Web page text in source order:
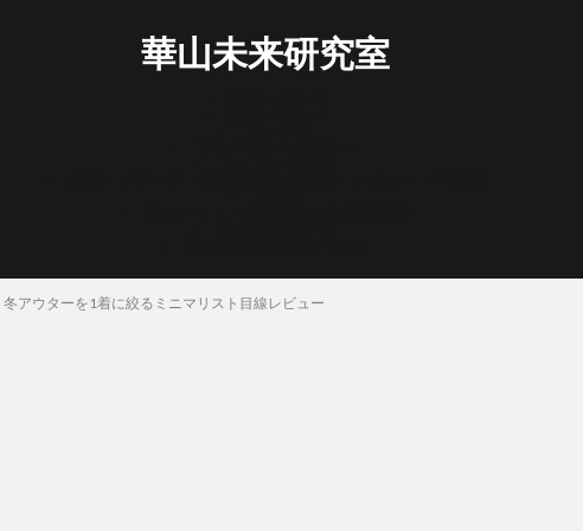
華山未来研究室
アウターを1着に絞るミニマリスト目線レビュー